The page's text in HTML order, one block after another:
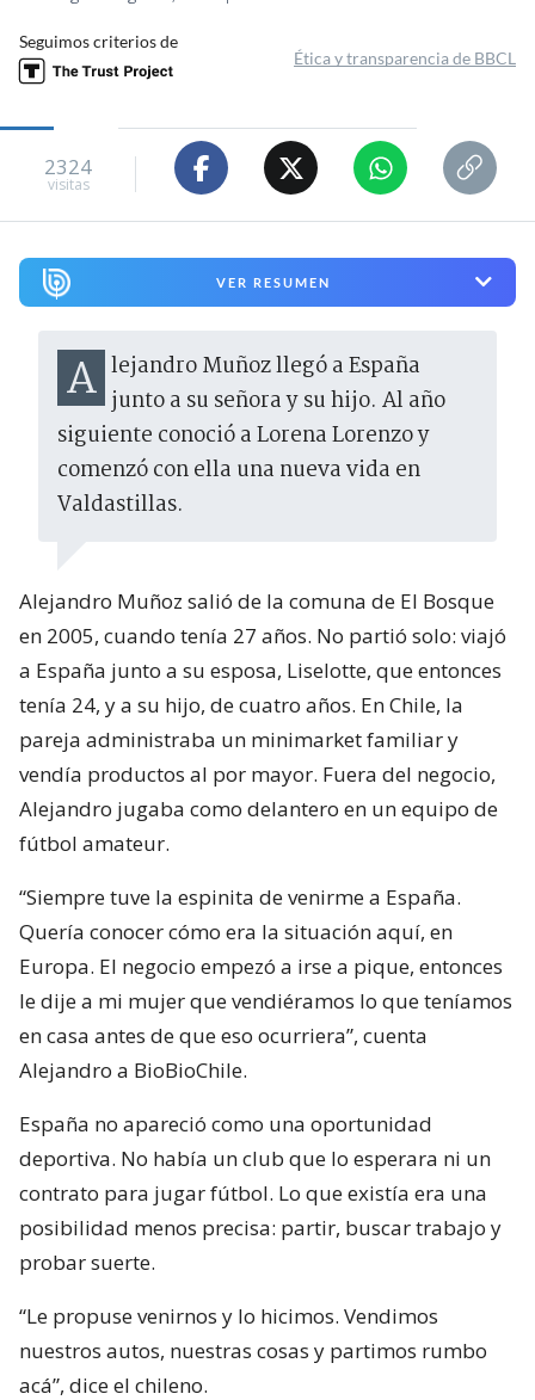
Seguimos criterios de
Ética y transparencia de BBCL
2324
visitas
VER RESUMEN
Alejandro Muñoz llegó a España junto a su señora y su hijo. Al año
siguiente conoció a Lorena Lorenzo y
comenzó con ella una nueva vida en
Valdastillas.
Alejandro Muñoz salió de la comuna de El Bosque
en 2005, cuando tenía 27 años. No partió solo: viajó
a España junto a su esposa, Liselotte, que entonces
tenía 24, y a su hijo, de cuatro años. En Chile, la
pareja administraba un minimarket familiar y
vendía productos al por mayor. Fuera del negocio,
Alejandro jugaba como delantero en un equipo de
fútbol amateur.
“Siempre tuve la espinita de venirme a España.
Quería conocer cómo era la situación aquí, en
Europa. El negocio empezó a irse a pique, entonces
le dije a mi mujer que vendiéramos lo que teníamos
en casa antes de que eso ocurriera”, cuenta
Alejandro a BioBioChile.
España no apareció como una oportunidad
deportiva. No había un club que lo esperara ni un
contrato para jugar fútbol. Lo que existía era una
posibilidad menos precisa: partir, buscar trabajo y
probar suerte.
“Le propuse venirnos y lo hicimos. Vendimos
nuestros autos, nuestras cosas y partimos rumbo
acá”, dice el chileno.